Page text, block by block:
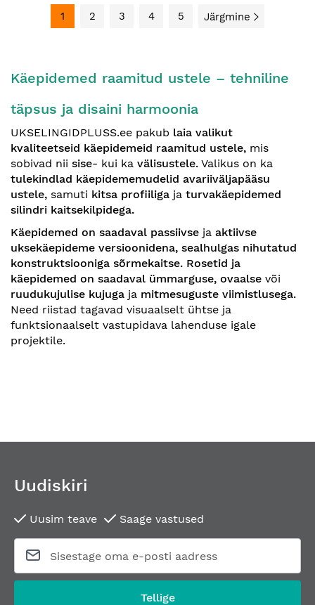
1 2 3 4 5 Järgmine
Käepidemed raamitud ustele – tehniline
täpsus ja disaini harmoonia
UKSELINGIDPLUSS.ee pakub laia valikut
kvaliteetseid käepidemeid raamitud ustele, mis
sobivad nii sise- kui ka välisustele. Valikus on ka
tulekindlad käepidememudelid avariiväljapääsu
ustele, samuti kitsa profiiliga ja turvakäepidemed
silindri kaitsekilpidega.
Käepidemed on saadaval passiivse ja aktiivse
uksekäepideme versioonidena, sealhulgas nihutatud
konstruktsiooniga sõrmekaitse. Rosetid ja
käepidemed on saadaval ümmarguse, ovaalse või
ruudukujulise kujuga ja mitmesuguste viimistlusega.
Need riistad tagavad visuaalselt ühtse ja
funktsionaalselt vastupidava lahenduse igale
projektile.
Uudiskiri
Uusim teave Saage vastused
Tellige